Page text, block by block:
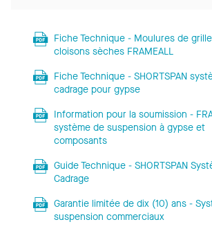
Fiche Technique - Moulures de
cloisons sèches FRAMEALL
Fiche Technique - SHORTSPAN
cadrage pour gypse
Information pour la soumission -
système de suspension à gypse et
composants
Guide Technique - SHORTSPAN
Cadrage
Garantie limitée de dix (10) ans -
suspension commerciaux